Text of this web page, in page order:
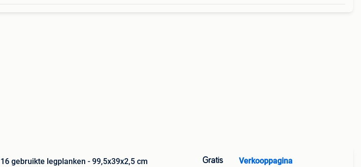
16 gebruikte legplanken - 99,5x39x2,5 cm Gratis Verkooppagina